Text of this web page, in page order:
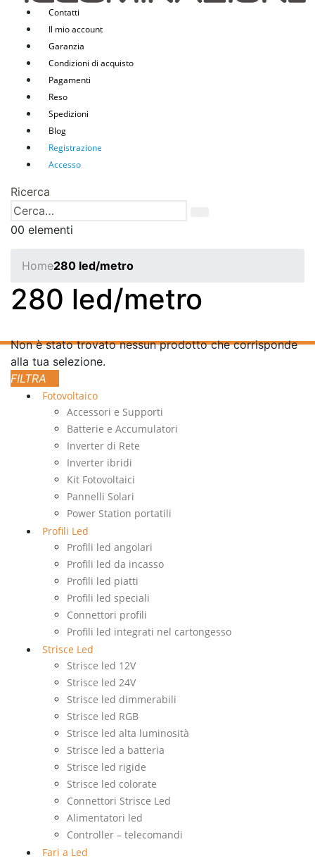
Contatti
Il mio account
Garanzia
Condizioni di acquisto
Pagamenti
Reso
Spedizioni
Blog
Registrazione
Accesso
Ricerca
00 elementi
Home280 led/metro
280 led/metro
Non è stato trovato nessun prodotto che corrisponde
alla tua selezione.
Fotovoltaico
Accessori e Supporti
Batterie e Accumulatori
Inverter di Rete
Inverter ibridi
Kit Fotovoltaici
Pannelli Solari
Power Station portatili
Profili Led
Profili led angolari
Profili led da incasso
Profili led piatti
Profili led speciali
Connettori profili
Profili led integrati nel cartongesso
Strisce Led
Strisce led 12V
Strisce led 24V
Strisce led dimmerabili
Strisce led RGB
Strisce led alta luminosità
Strisce led a batteria
Strisce led rigide
Strisce led colorate
Connettori Strisce Led
Alimentatori led
Controller – telecomandi
Fari a Led